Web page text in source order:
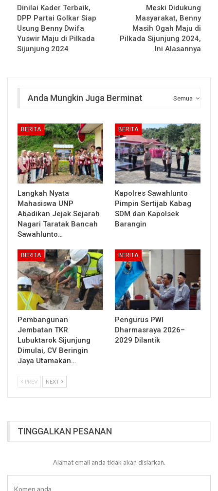
Dinilai Kader Terbaik,
DPP Partai Golkar Siap
Usung Benny Dwifa
Yuswir Maju di Pilkada
Sijunjung 2024
Meski Didukung
Masyarakat, Benny
Masih Ogah Maju di
Pilkada Sijunjung 2024,
Ini Alasannya
Semua
Anda Mungkin Juga Berminat
BERITA
Langkah Nyata
Mahasiswa UNP
Abadikan Jejak Sejarah
Nagari Taratak Bancah
Sawahlunto…
BERITA
Kapolres Sawahlunto
Pimpin Sertijab Kabag
SDM dan Kapolsek
Barangin
BERITA
Pembangunan
Jembatan TKR
Lubuktarok Sijunjung
Dimulai, CV Beringin
Jaya Utamakan…
BERITA
Pengurus PWI
Dharmasraya 2026–
2029 Dilantik
PREV NEXT
TINGGALKAN PESANAN
Alamat email anda tidak akan disiarkan.